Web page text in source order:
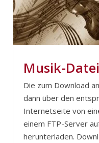
Musik-
Die zum Download
dann über den
Internetseite von
einem FTP-Server
herunterladen.